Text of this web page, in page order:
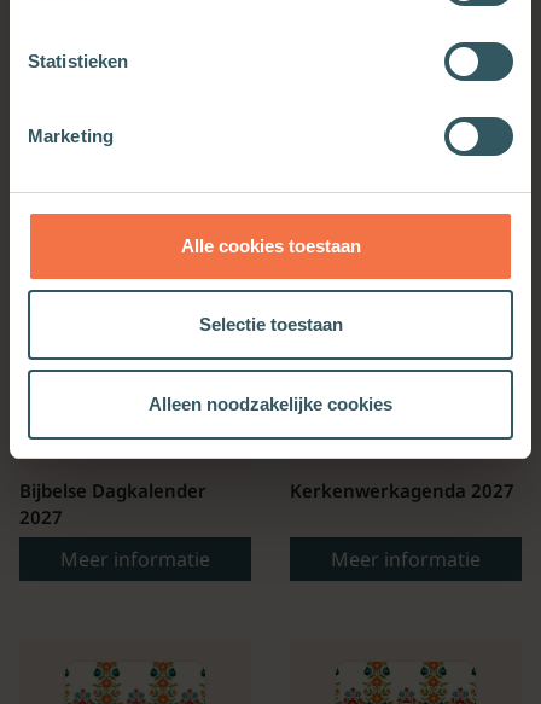
Statistieken
Marketing
Alle cookies toestaan
Selectie toestaan
Alleen noodzakelijke cookies
OOK INTERESSANT
Bijbelse Dagkalender
2027
Meer informatie
Kerkenwerkagenda 2027
Meer informatie